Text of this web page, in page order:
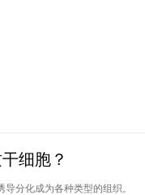
细胞？
分化成为各种类型的组织。